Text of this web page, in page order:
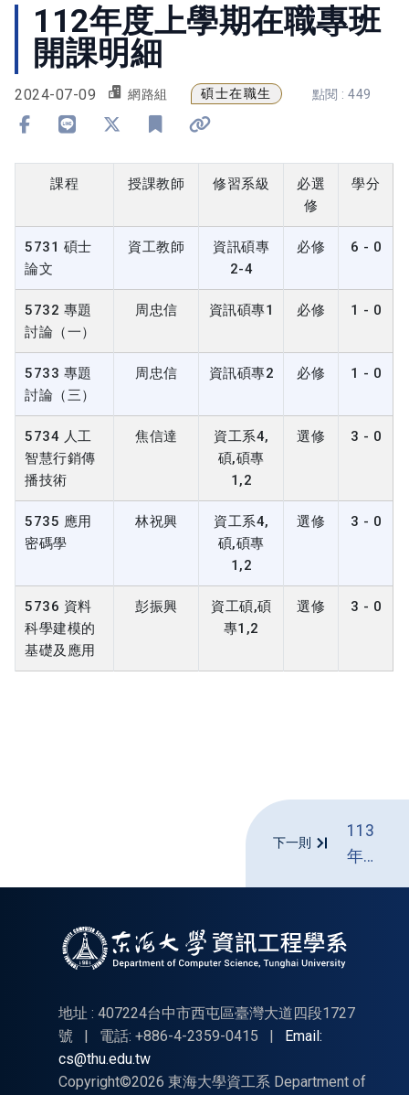
112年度上學期在職專班
開課明細
2024-07-09 網路組 碩士在職生 點閱 : 449
課程 授課教師 修習系級
必選
修
學分
5731 碩士
論文
資工教師
資訊碩專
2-4
必修 6 - 0
5732 專題
討論（一）
周忠信 資訊碩專1 必修 1 - 0
5733 專題
討論（三）
周忠信 資訊碩專2 必修 1 - 0
5734 人工
智慧行銷傳
播技術
焦信達
資工系4,
碩,碩專
1,2
選修 3 - 0
5735 應用
密碼學
林祝興
資工系4,
碩,碩專
1,2
選修 3 - 0
5736 資料
科學建模的
基礎及應用
彭振興
資工碩,碩
專1,2
選修 3 - 0
下一則
113
年度
地址 : 407224台中市西屯區臺灣大道四段1727
號
電話: +886-4-2359-0415
Email:
cs@thu.edu.tw
Copyright©2026 東海大學資工系 Department of